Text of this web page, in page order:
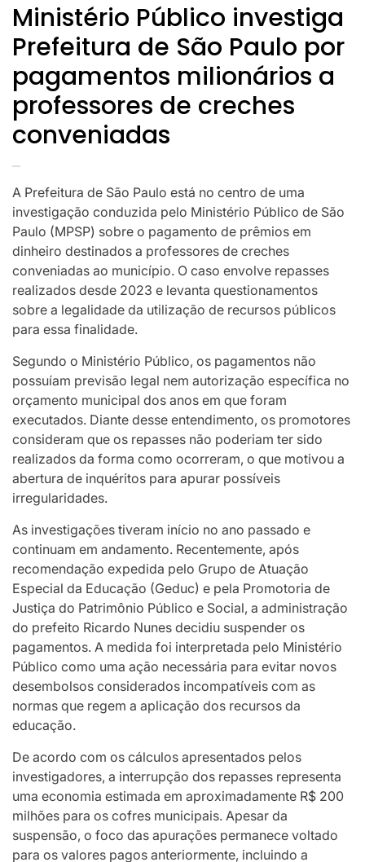
Ministério Público investiga
Prefeitura de São Paulo por
pagamentos milionários a
professores de creches
conveniadas
A Prefeitura de São Paulo está no centro de uma
investigação conduzida pelo Ministério Público de São
Paulo (MPSP) sobre o pagamento de prêmios em
dinheiro destinados a professores de creches
conveniadas ao município. O caso envolve repasses
realizados desde 2023 e levanta questionamentos
sobre a legalidade da utilização de recursos públicos
para essa finalidade.
Segundo o Ministério Público, os pagamentos não
possuíam previsão legal nem autorização específica no
orçamento municipal dos anos em que foram
executados. Diante desse entendimento, os promotores
consideram que os repasses não poderiam ter sido
realizados da forma como ocorreram, o que motivou a
abertura de inquéritos para apurar possíveis
irregularidades.
As investigações tiveram início no ano passado e
continuam em andamento. Recentemente, após
recomendação expedida pelo Grupo de Atuação
Especial da Educação (Geduc) e pela Promotoria de
Justiça do Patrimônio Público e Social, a administração
do prefeito Ricardo Nunes decidiu suspender os
pagamentos. A medida foi interpretada pelo Ministério
Público como uma ação necessária para evitar novos
desembolsos considerados incompatíveis com as
normas que regem a aplicação dos recursos da
educação.
De acordo com os cálculos apresentados pelos
investigadores, a interrupção dos repasses representa
uma economia estimada em aproximadamente R$ 200
milhões para os cofres municipais. Apesar da
suspensão, o foco das apurações permanece voltado
para os valores pagos anteriormente, incluindo a